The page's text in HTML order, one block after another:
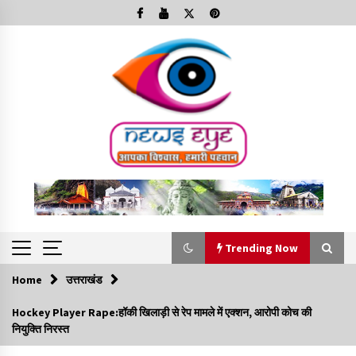
to
Trending Now
Trending Now
कार्यक्रम में शामिल हुए सीएम,आधुनिक मदरसों का नाम अब्दुल कलाम के नाम
Home उत्तराखंड
Hockey Player Rape:हॉकी खिलाड़ी से रेप मामले में एक्शन, आरोपी कोच की
नियुक्ति निरस्त